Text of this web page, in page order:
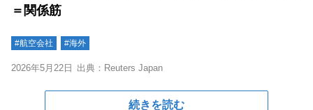
＝関係筋
#航空会社 #海外
2026年5月22日 出典：Reuters Japan
続きを読む